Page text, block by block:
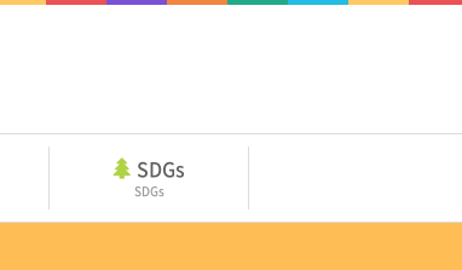
SDGs
SDGs